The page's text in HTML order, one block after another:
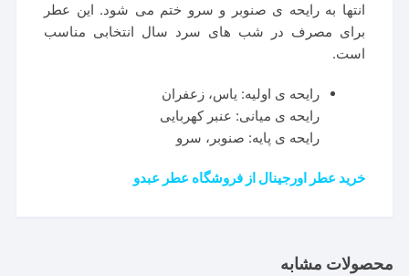
انتها به رایحه ی صنوبر و سرو ختم می شود. این عطر
برای مصرف در شب های سرد سال انتخابی مناسب
است.
رایحه ی اولیه: یاس، زعفران
رایحه ی میانی: عنبر کهربایی
رایحه ی پایه: صنوبر، سرو
خرید عطر اورجینال از فروشگاه عطر عبدو
محصولات مشابه